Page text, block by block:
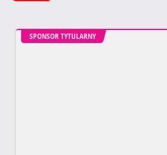
SPONSOR TYTULARNY